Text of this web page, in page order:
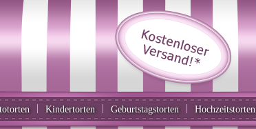
| Kindertorten | Geburtstagstorten | Hochzeitstorten